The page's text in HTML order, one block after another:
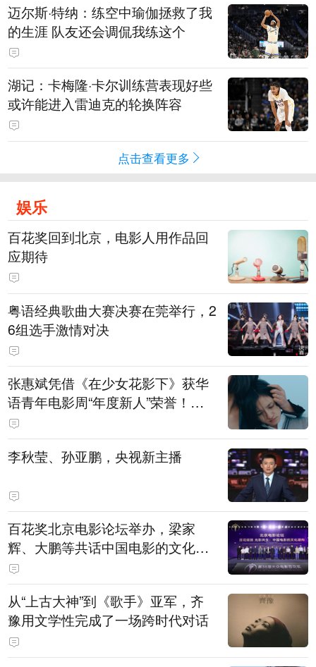
迈尔斯·特纳：练空中瑜伽拯救了我
的生涯 队友还会调侃我练这个
湖记：卡梅隆·卡尔训练营表现好些
或许能进入雷迪克的轮换阵容
点击查看更多
娱乐
百花奖回到北京，电影人用作品回
应期待
粤语经典歌曲大赛决赛在莞举行，2
6组选手激情对决
张惠斌凭借《在少女花影下》获华
语青年电影周“年度新人”荣誉！该
电影全程在广州取景，采用粤语对
白，主演均为广州本土演员
李秋莹、孙亚鹏，央视新主播
百花奖北京电影论坛举办，梁家
辉、大鹏等共话中国电影的文化建
构
从“上古大神”到《歌手》亚军，齐
豫用文学性完成了一场跨时代对话